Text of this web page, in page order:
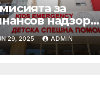
за
надзор с
в
в
29, 2025 ADMIN